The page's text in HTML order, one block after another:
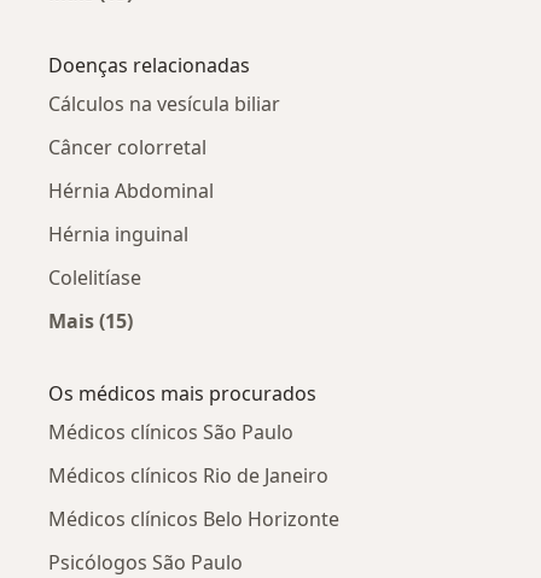
Doenças relacionadas
Cálculos na vesícula biliar
Câncer colorretal
Hérnia Abdominal
Hérnia inguinal
Colelitíase
Mais (15)
Os médicos mais procurados
Médicos clínicos São Paulo
Médicos clínicos Rio de Janeiro
Médicos clínicos Belo Horizonte
Psicólogos São Paulo